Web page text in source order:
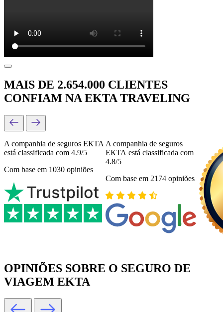
MAIS DE 2.654.000 CLIENTES
CONFIAM NA EKTA TRAVELING
A companhia de seguros ЕКТА
está classificada com 4.9/5
Com base em 1030 opiniões
A companhia de seguros
ЕКТА está classificada com
4.8/5
Com base em 2174 opiniões
OPINIÕES SOBRE O SEGURO DE
VIAGEM EKTA